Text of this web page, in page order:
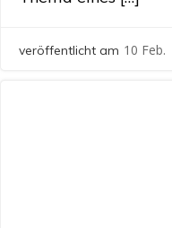
veröffentlicht am 10 Feb.